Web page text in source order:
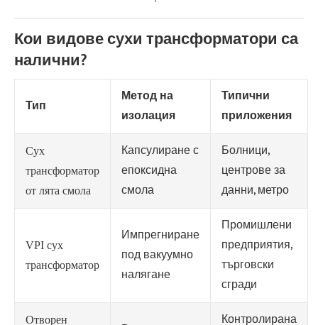
Кои видове сухи трансформатори са
налични?
Тип
Метод на
изолация
Типични
приложения
Сух
трансформатор
от лята смола
Капсулиране с
епоксидна
смола
Болници,
центрове за
данни, метро
VPI сух
трансформатор
Импрегниране
под вакуумно
налягане
Промишлени
предприятия,
търговски
сгради
Отворен
Контролирана